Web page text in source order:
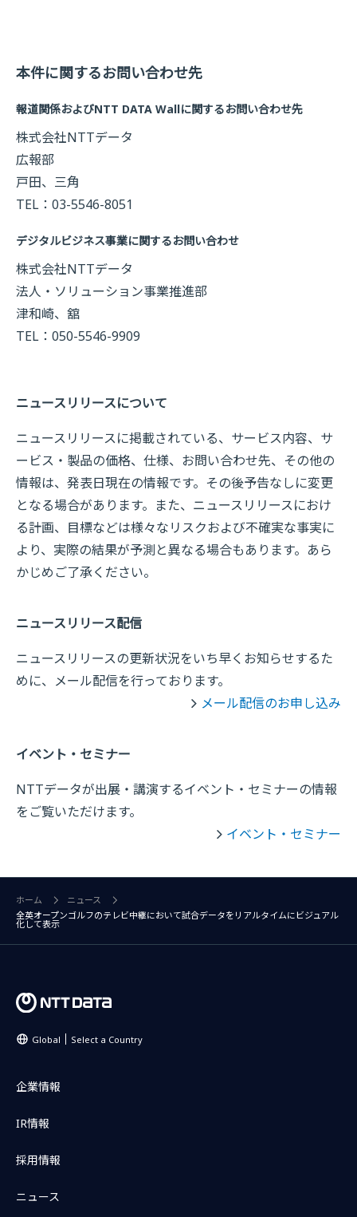
本件に関するお問い合わせ先
報道関係およびNTT DATA Wallに関するお問い合わせ先
株式会社NTTデータ
広報部
戸田、三角
TEL：03-5546-8051
デジタルビジネス事業に関するお問い合わせ
株式会社NTTデータ
法人・ソリューション事業推進部
津和崎、舘
TEL：050-5546-9909
ニュースリリースについて
ニュースリリースに掲載されている、サービス内容、サ
ービス・製品の価格、仕様、お問い合わせ先、その他の
情報は、発表日現在の情報です。その後予告なしに変更
となる場合があります。また、ニュースリリースにおけ
る計画、目標などは様々なリスクおよび不確実な事実に
より、実際の結果が予測と異なる場合もあります。あら
かじめご了承ください。
ニュースリリース配信
ニュースリリースの更新状況をいち早くお知らせするた
めに、メール配信を行っております。
メール配信のお申し込み
イベント・セミナー
NTTデータが出展・講演するイベント・セミナーの情報
をご覧いただけます。
イベント・セミナー
ホーム
ニュース
全英オープンゴルフのテレビ中継において試合データをリアルタイムにビジュアル
化して表示
Global Select a Country
企業情報
IR情報
採用情報
ニュース